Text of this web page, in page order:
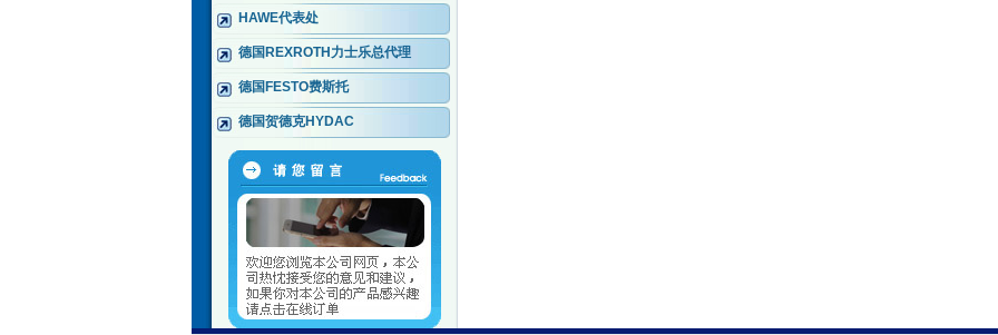
HAWE代表处
德国REXROTH力士乐总代理
德国FESTO费斯托
德国贺德克HYDAC